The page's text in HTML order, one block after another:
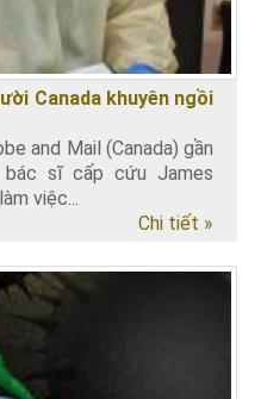
Canada khuyên ngồi
and Mail (Canada) gần
sĩ cấp cứu James
việc...
Chi tiết »